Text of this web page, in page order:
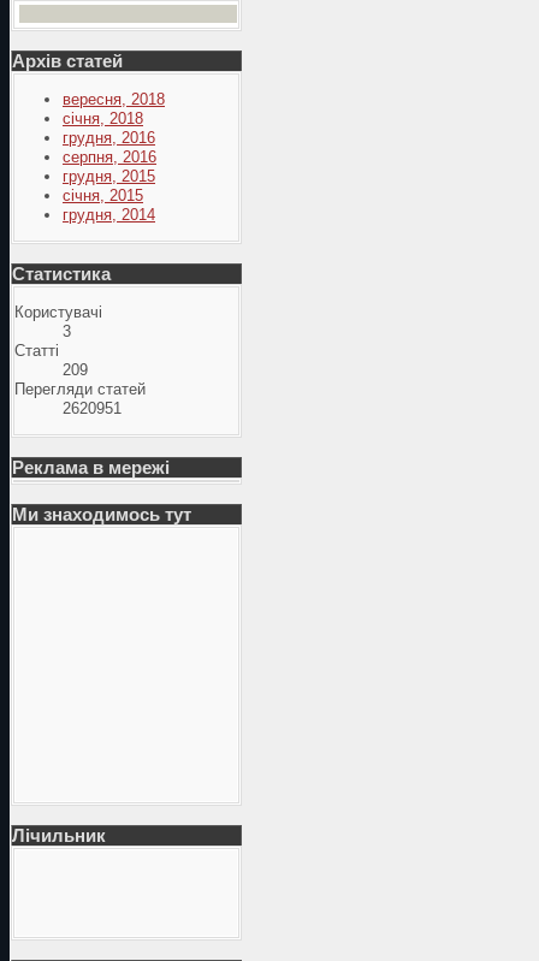
Архів статей
вересня, 2018
січня, 2018
грудня, 2016
серпня, 2016
грудня, 2015
січня, 2015
грудня, 2014
Статистика
Користувачі
3
Статті
209
Перегляди статей
2620951
Реклама в мережі
Ми знаходимось тут
Лічильник